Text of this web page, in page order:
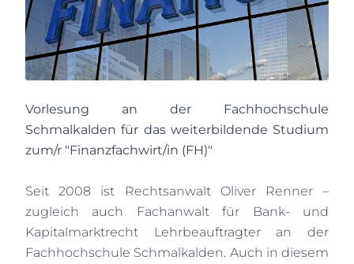
Vorlesung an der Fachhochschule
Schmalkalden für das weiterbildende Studium
zum/r "Finanzfachwirt/in (FH)"
Seit 2008 ist Rechtsanwalt Oliver Renner –
zugleich auch Fachanwalt für Bank- und
Kapitalmarktrecht Lehrbeauftragter an der
Fachhochschule Schmalkalden. Auch in diesem